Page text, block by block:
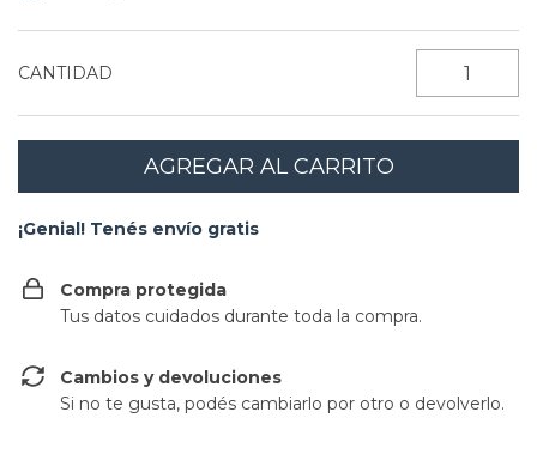
CANTIDAD
¡Genial! Tenés envío gratis
Compra protegida
Tus datos cuidados durante toda la compra.
Cambios y devoluciones
Si no te gusta, podés cambiarlo por otro o devolverlo.